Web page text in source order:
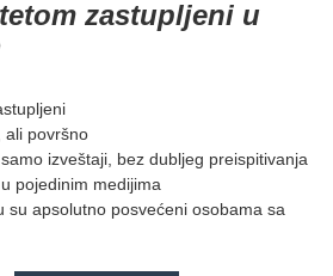
zastupljeni u
ali površno
izveštaji, bez dubljeg preispitivanja
pojedinim medijima
su apsolutno posvećeni osobama sa